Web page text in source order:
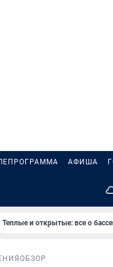
АФИША
Теплые и открытые: все о
ОБЗОР